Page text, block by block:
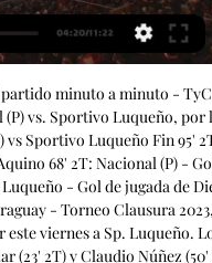
mundo. Informaciones de goles, resultados finales y al descanso, tarjetas amarillas y rojas, entre otros datos que ayudarán a los usuarios a tener un conocimiento más completo de los deportes disponibles. Podrás seguir los resultados en vivo de competiciones como La Liga, Serie A, Premier League, Liga de Campeones, Liga Europa, entre otras. Disponemos también de pronósticos para varios partidos de los más diversos deportes. A pesar de que estos pronósticos representan la opinión fundamentada de nuestros editores profesionales, no recomendamos que las sugerencias de apuesta sean seguidas de forma ciega, ya que solamente indican algunas de las conclusiones y expectativas personales del editor en cuanto a ese partido. 

Claudio Núñez fue la figura del partido. El zaguero de Nacional (P) fue importante por anotar 1 gol. También fue importante Gustavo Aguilar. El delantero de Nacional (P) marcó 1 gol. El partido fue bastante luchado, en el que las faltas se empezaron a acumular. Hubo 3 amonestados: Joel Jiménez, Facundo Velazco y Juan Fernando Alfaro. El director técnico de Nacional, Juan Pablo Pumpido, planteó una estrategia 4-4-2 con Héctor Espínola en el arco; Carlos Espínola, Ismael Benegas, Claudio Núñez y Fernando Román Villalba en la línea defensiva; Feliciano Brizuela, Edgardo Orzusa, Juan Fernando Alfaro y Mathías Martínez en el medio; y Facundo Velazco y Gustavo Aguilar en el ataque. 

Sportivo Luqueño (@SpLuquenOficial) El Club Sportivo Luqueño lamenta profundamente el fallecimiento de Javier Yegros jugador de las formativas del Club Olimpia. Nuestras más sentidas condolencias ...

Sportivo Luqueño – Nacional Asunción: Marcador en vivo Partido Sportivo Luqueño vs Nacional Asunción - Paraguay. División Profesional (5/22/2023): Marcador en vivo, retransmisión, estadísticas y resultados ...

[Deporte>>>>] En Vivo Sportivo Trinidense- [libre**] Sportivo Ameliano vs Nacional vea el minuto a minu Previsualizar gratis video streaming en directo) comienza el 14 ago 2023 a las 23:30 (Hora.

Sportivo Luqueño vs FC Nacional de Asunción Sportivo Luqueño vs FC Nacional de Asunción en el Primera División en 2011/08/27, Obtenga el puntaje en vivo gratis, el último partido en vivo, ...

Marcador en directo Nacional Asunción vs Sportivo Luqueño | Fútbol - FlashscoreSigue el marcador en directo de Nacional Asunción vs Sportivo Luqueño, resultados, estadísticas, últimos resultados de Nacional Asunción, noticias y más información. La cobertura del fútbol de Flashscore incluye resultados de fútbol y noticias de fútbol de más de 1000 competiciones de todo el mundo. Nacional Asunción, Sportivo Luqueño, Real Madrid, FC Barcelona, Manchester City, PSG, LaLiga, Copa del Rey, Premier League, Bundesliga, Serie A, Ligue 1, Champions League, Europa League, Copa Libertadores, etc. 

En la próxima fecha Nacional recibirá a Libertad y Sp. Luqueño jugará de visitante frente a Guaraní en el estadio Rogelio Livieres. Terminado el encuentro, el equipo local queda con 12 puntos y en el octavo lugar en la tabla de posiciones. En tanto que la visita tiene 9 unidades y ocupa el décimo segundo lugar en el torneo. Nacional (P) vs. Sportivo Luqueño: goles y resumen del partidoTerminó el partido entre Nacional (P) y Sportivo LuqueñoNacional (P) se impuso por 2 a 1 con goles de Gustavo Angel Aguilar Encina y Claudio Ronaldo Núñez Aquino. El gol de Sportivo Luqueño lo hizo Diego Agustín Fernández Servin. 

Club Sportivo Luqueño ⌚¡Final del juego! Nacional 2 - 2 #Luqueño ⚽️Matías Medina ⚽️Rodrigo Cáceres

(en directo<) ¿Cómo y dó